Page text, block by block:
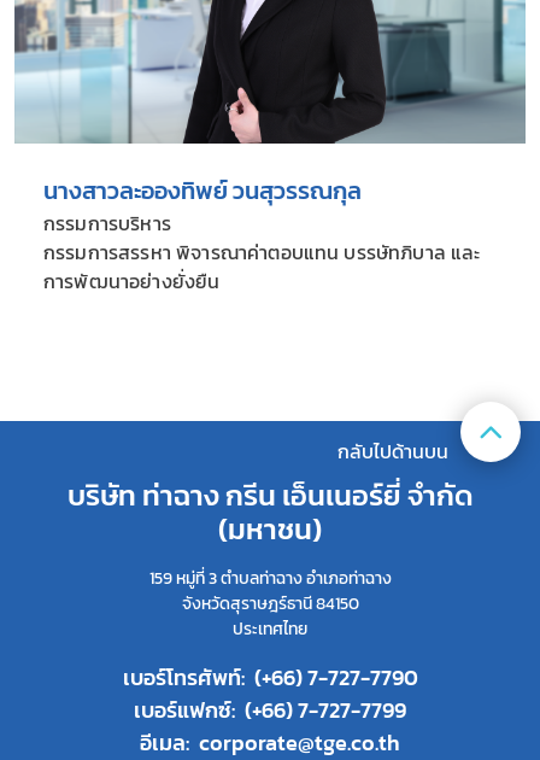
นางสาวละอองทิพย์ วนสุวรรณกุล
กรรมการบริหาร
กรรมการสรรหา พิจารณาค่าตอบแทน บรรษัทภิบาล และ
การพัฒนาอย่างยั่งยืน
กลับไปด้านบน
บริษัท ท่าฉาง กรีน เอ็นเนอร์ยี่ จํากัด
(มหาชน)
159 หมู่ที่ 3 ตำบลท่าฉาง อำเภอท่าฉาง
จังหวัดสุราษฎร์ธานี 84150
ประเทศไทย
เบอร์โทรศัพท์: (+66) 7-727-7790
เบอร์แฟกซ์: (+66) 7-727-7799
อีเมล: corporate@tge.co.th